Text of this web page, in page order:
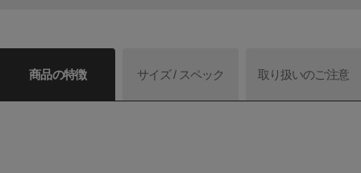
商品の特徴 サイズ / スペック 取り扱いのご注意